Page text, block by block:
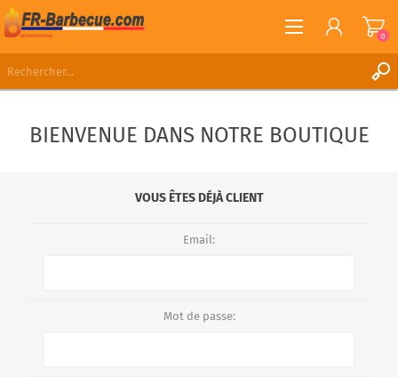
CONNEXION
0
BIENVENUE DANS NOTRE BOUTIQUE
VOUS ÊTES DÉJÀ CLIENT
Email:
Mot de passe: